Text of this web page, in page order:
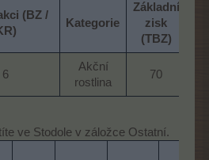
(BZ /
Kategorie
Základní
zisk
(TBZ)
6​
Akční
rostlina​
70​
ve Stodole v záložce Ostatní.